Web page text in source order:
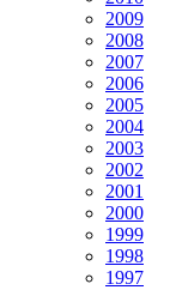
2009
2008
2007
2006
2005
2004
2003
2002
2001
2000
1999
1998
1997